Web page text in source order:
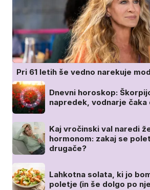
Pri 61 letih še vedno narekuje
Dnevni horoskop:
napredek, vodnarje čaka
Kaj vročinski val naredi
hormonom: zakaj se
drugače?
Lahkotna solata, ki jo
poletje (in še dolgo po